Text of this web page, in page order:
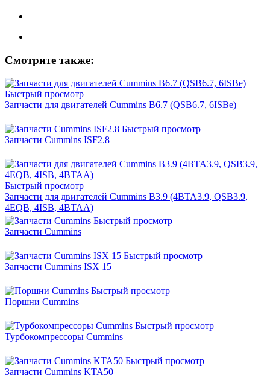
Смотрите также:
Быстрый просмотр
Запчасти для двигателей Cummins B6.7 (QSB6.7, 6ISBe)
Быстрый просмотр
Запчасти Cummins ISF2.8
Быстрый просмотр
Запчасти для двигателей Cummins B3.9 (4BTA3.9, QSB3.9,
4EQB, 4ISB, 4BTAA)
Быстрый просмотр
Запчасти Cummins
Быстрый просмотр
Запчасти Cummins ISX 15
Быстрый просмотр
Поршни Cummins
Быстрый просмотр
Турбокомпрессоры Cummins
Быстрый просмотр
Запчасти Cummins KTA50